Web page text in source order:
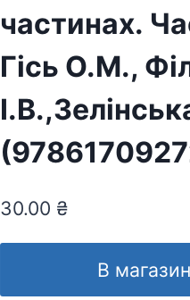
частинах.
Гісь О.М.,
30.00 ₴
В магазин